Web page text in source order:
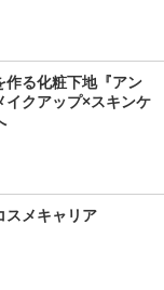
作る化粧下地『アン
イクアップ×スキンケ
スメキャリア